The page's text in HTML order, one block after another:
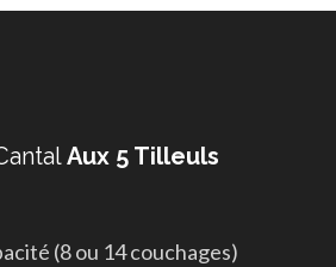
Aux 5 Tilleuls
(8 ou 14 couchages)